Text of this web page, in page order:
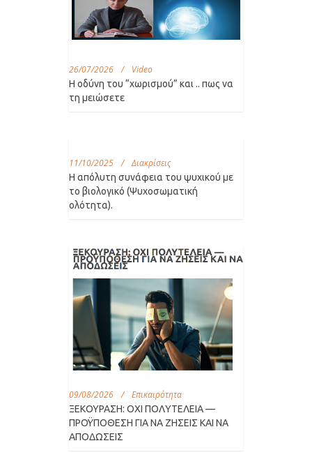
26/07/2026 / Video
H οδύνη του “χωρισμού” και .. πως να
τη μειώσετε
11/10/2025 / Διακρίσεις
Η απόλυτη συνάφεια του ψυχικού με
το βιολογικό (Ψυχοσωματική
ολότητα).
09/08/2026 / Επικαιρότητα
ΞΕΚΟΥΡΑΣΗ: ΟΧΙ ΠΟΛΥΤΕΛΕΙΑ —
ΠΡΟΫΠΟΘΕΣΗ ΓΙΑ ΝΑ ΖΗΣΕΙΣ ΚΑΙ ΝΑ
ΑΠΟΔΩΣΕΙΣ